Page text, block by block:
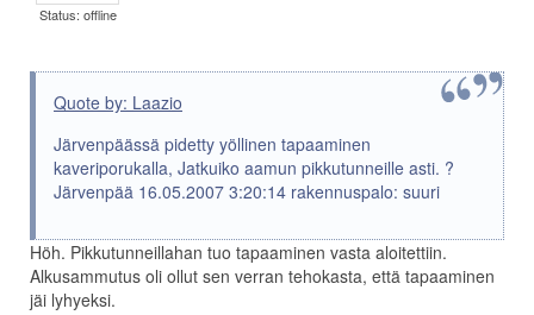
Status: offline
Quote by: Laazio
Järvenpäässä pidetty yöllinen tapaaminen
kaveriporukalla, Jatkuiko aamun pikkutunneille asti. ?
Järvenpää 16.05.2007 3:20:14 rakennuspalo: suuri
Höh. Pikkutunneillahan tuo tapaaminen vasta aloitettiin.
Alkusammutus oli ollut sen verran tehokasta, että tapaaminen
jäi lyhyeksi.